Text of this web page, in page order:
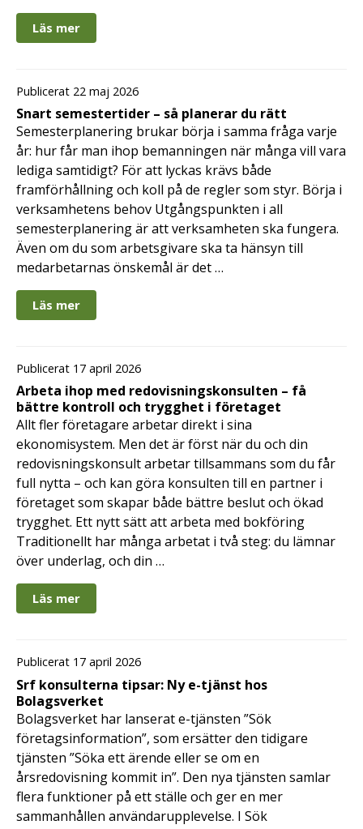
Läs mer
Publicerat 22 maj 2026
Snart semestertider – så planerar du rätt
Semesterplanering brukar börja i samma fråga varje
år: hur får man ihop bemanningen när många vill vara
lediga samtidigt? För att lyckas krävs både
framförhållning och koll på de regler som styr. Börja i
verksamhetens behov Utgångspunkten i all
semesterplanering är att verksamheten ska fungera.
Även om du som arbetsgivare ska ta hänsyn till
medarbetarnas önskemål är det …
Läs mer
Publicerat 17 april 2026
Arbeta ihop med redovisningskonsulten – få
bättre kontroll och trygghet i företaget
Allt fler företagare arbetar direkt i sina
ekonomisystem. Men det är först när du och din
redovisningskonsult arbetar tillsammans som du får
full nytta – och kan göra konsulten till en partner i
företaget som skapar både bättre beslut och ökad
trygghet. Ett nytt sätt att arbeta med bokföring
Traditionellt har många arbetat i två steg: du lämnar
över underlag, och din …
Läs mer
Publicerat 17 april 2026
Srf konsulterna tipsar: Ny e-tjänst hos
Bolagsverket
Bolagsverket har lanserat e-tjänsten ”Sök
företagsinformation”, som ersätter den tidigare
tjänsten ”Söka ett ärende eller se om en
årsredovisning kommit in”. Den nya tjänsten samlar
flera funktioner på ett ställe och ger en mer
sammanhållen användarupplevelse. I Sök